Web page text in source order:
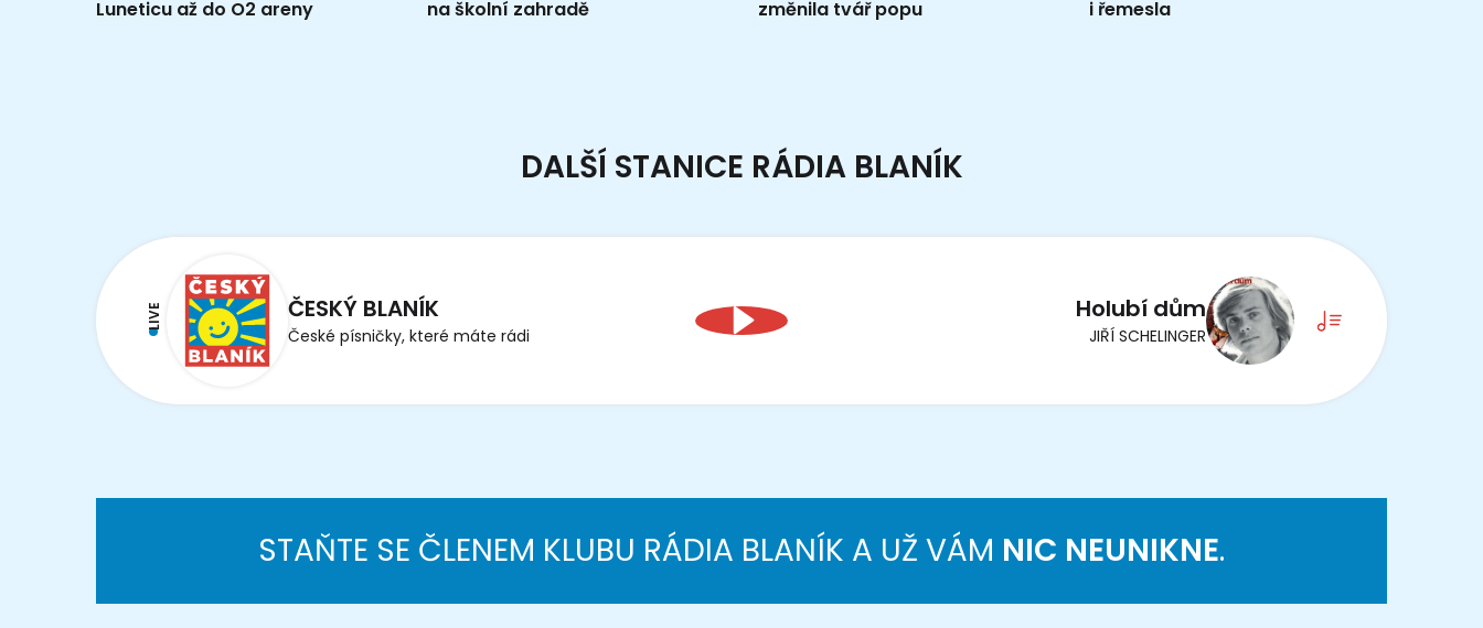
Luneticu až do O2 areny
na školní zahradě
změnila tvář popu
i řemesla
DALŠÍ STANICE RÁDIA BLANÍK
LIVE ČESKÝ BLANÍK
České písničky, které máte rádi
Holubí dům
JIŘÍ SCHELINGER
STAŇTE SE ČLENEM KLUBU RÁDIA BLANÍK A UŽ VÁM NIC NEUNIKNE.